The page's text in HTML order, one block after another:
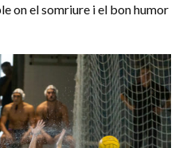
on el somriure i el bon humor